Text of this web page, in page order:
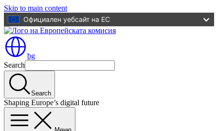
Skip to main content
Официален уебсайт на ЕС
bg
Search
Search
Shaping Europe’s digital future